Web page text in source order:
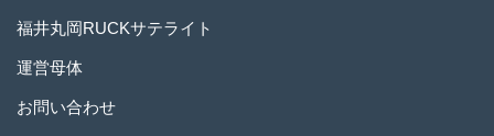
福井丸岡RUCKサテライト
運営母体
お問い合わせ